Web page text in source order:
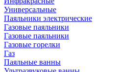
Универсальные
Паяльники электрические
Газовые паяльники
Газовые паяльники
Газовые горелки
Газ
Паяльные ванны